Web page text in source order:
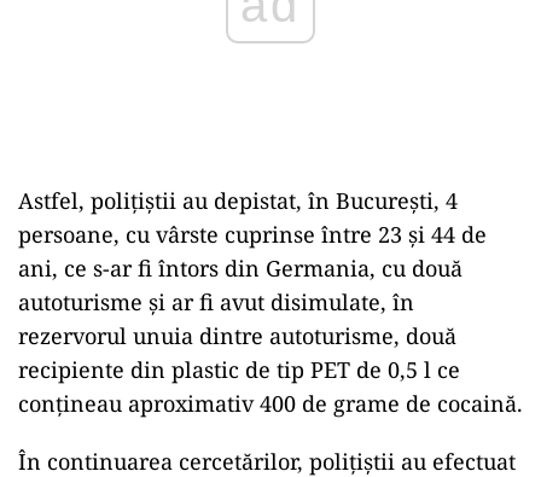
Astfel, polițiștii au depistat, în București, 4
persoane, cu vârste cuprinse între 23 și 44 de
ani, ce s-ar fi întors din Germania, cu două
autoturisme și ar fi avut disimulate, în
rezervorul unuia dintre autoturisme, două
recipiente din plastic de tip PET de 0,5 l ce
conțineau aproximativ 400 de grame de cocaină.
În continuarea cercetărilor, polițiștii au efectuat